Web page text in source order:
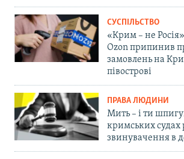
СУСПІЛЬСТВО
«Крим – не
Ozon припинив
замовлень на
півострові
ПРАВА ЛЮДИНИ
Мить – і ти
кримських судах
звинувачення в